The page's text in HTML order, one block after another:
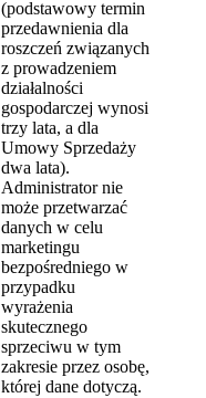
(podstawowy termin
przedawnienia dla
roszczeń związanych
z prowadzeniem
działalności
gospodarczej wynosi
trzy lata, a dla
Umowy Sprzedaży
dwa lata).
Administrator nie
może przetwarzać
danych w celu
marketingu
bezpośredniego w
przypadku
wyrażenia
skutecznego
sprzeciwu w tym
zakresie przez osobę,
której dane dotyczą.